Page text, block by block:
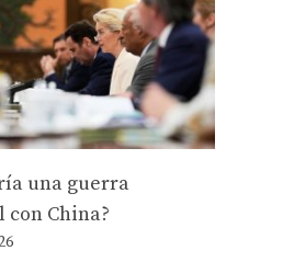
una guerra
con China?